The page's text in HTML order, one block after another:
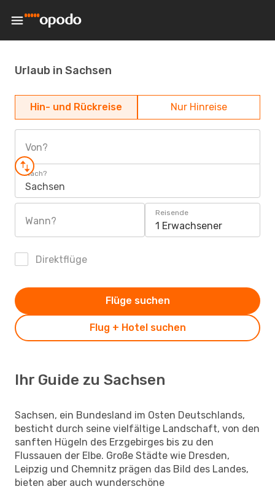
Urlaub in Sachsen
Hin- und Rückreise Nur Hinreise
Von?
Nach?
Sachsen
Wann?
Reisende
1 Erwachsener
Direktflüge
Flug + Hotel suchen
Flüge suchen
Ihr Guide zu Sachsen
Sachsen, ein Bundesland im Osten Deutschlands,
besticht durch seine vielfältige Landschaft, von den
sanften Hügeln des Erzgebirges bis zu den
Flussauen der Elbe. Große Städte wie Dresden,
Leipzig und Chemnitz prägen das Bild des Landes,
bieten aber auch wunderschöne